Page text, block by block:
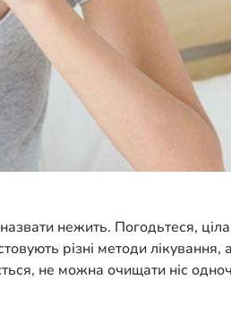
нежить. Погодьтеся,
різні методи
не можна очищати ніс